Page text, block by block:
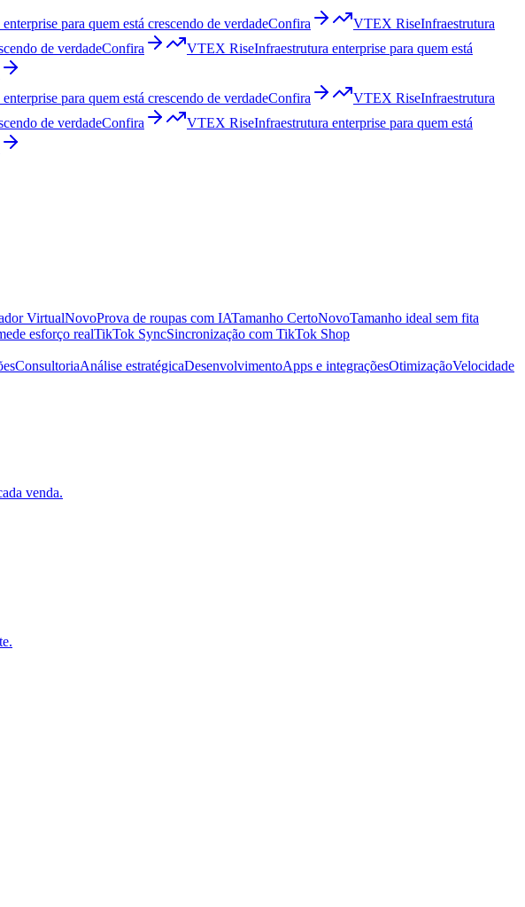
para quem está crescendo de verdadeConfira VTEX RiseInfraestrutura
de verdadeConfira VTEX RiseInfraestrutura enterprise para quem está
para quem está crescendo de verdadeConfira VTEX RiseInfraestrutura
de verdadeConfira VTEX RiseInfraestrutura enterprise para quem está
VirtualNovoProva de roupas com IATamanho CertoNovoTamanho ideal sem fita
esforço realTikTok SyncSincronização com TikTok Shop
ConsultoriaAnálise estratégicaDesenvolvimentoApps e integraçõesOtimizaçãoVelocidade
venda.